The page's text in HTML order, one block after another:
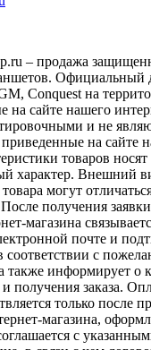
– продажа
Официальный
Conquest на
на сайте нашего
и не
на сайте
товаров
характер. Внешний
могут
получения
магазина
почте и
с
также информирует о
получения заказа.
только после
магазина,
с